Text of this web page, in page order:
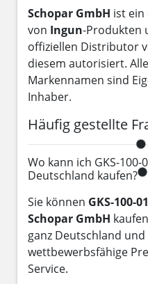
Schopar GmbH ist
von Ingun-Produkten
offiziellen Distributor
diesem autorisiert.
Markennamen sind
Inhaber.
Häufig gestellte
Wo kann ich GKS-
Deutschland kaufen?
Sie können GKS-100-
Schopar GmbH
ganz Deutschland
wettbewerbsfähige
Service.